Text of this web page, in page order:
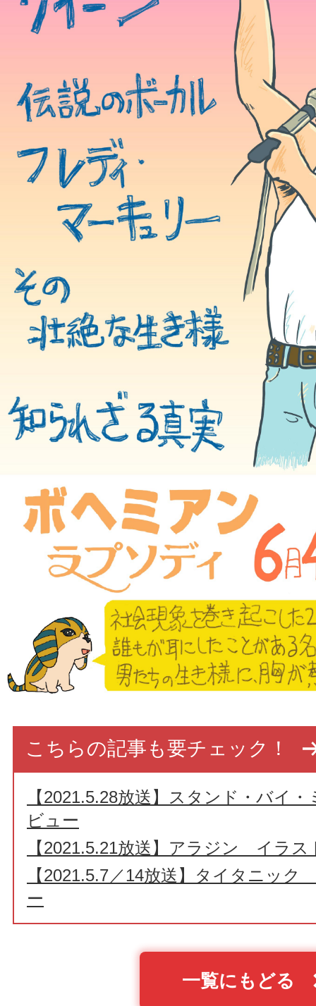
こちらの記事も要チェック！
【2021.5.28放送】スタンド・バイ
ビュー
【2021.5.21放送】アラジン イラス
【2021.5.7／14放送】タイタニッ
ー
一覧にもどる